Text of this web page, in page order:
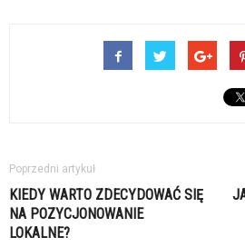
Poprzedni artykuł
KIEDY WARTO ZDECYDOWAĆ SIĘ
NA POZYCJONOWANIE
LOKALNE?